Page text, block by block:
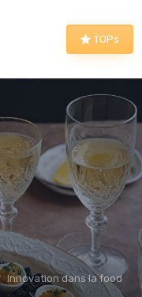
TOPs
Innovation dans la food